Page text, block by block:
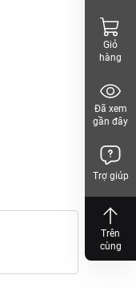
Giỏ
hàng
Đã xem
gần đây
Trợ giúp
Trên
cùng